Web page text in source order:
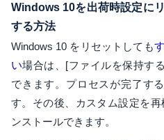
Windows 10を出荷時設定に
する方法
Windows 10 をリセットしても
い場合は、[ファイルを保持す
できます。プロセスが完了す
す。その後、カスタム設定を
ンストールできます。